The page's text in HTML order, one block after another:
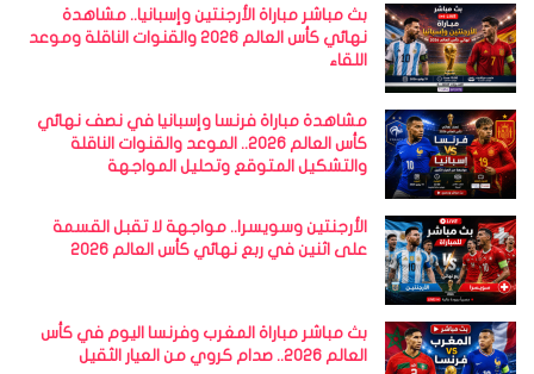
بث مباشر مباراة الأرجنتين وإسبانيا.. مشاهدة
نهائي كأس العالم 2026 والقنوات الناقلة وموعد
اللقاء
مشاهدة مباراة فرنسا وإسبانيا في نصف نهائي
كأس العالم 2026.. الموعد والقنوات الناقلة
والتشكيل المتوقع وتحليل المواجهة
الأرجنتين وسويسرا.. مواجهة لا تقبل القسمة
على اثنين في ربع نهائي كأس العالم 2026
بث مباشر مباراة المغرب وفرنسا اليوم في كأس
العالم 2026.. صدام كروي من العيار الثقيل